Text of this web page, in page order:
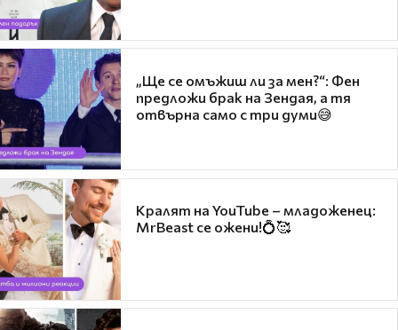
„Ще се омъжиш ли за мен?“: Фен
предложи брак на Зендая, а тя
отвърна само с три думи😅
Кралят на YouTube – младоженец:
MrBeast се ожени!💍🥰